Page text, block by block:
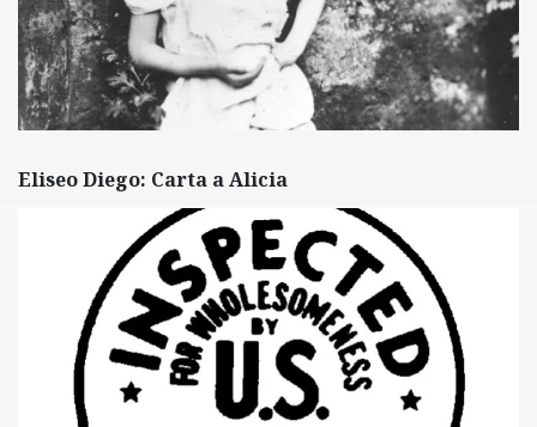
Eliseo Diego: Carta a Alicia